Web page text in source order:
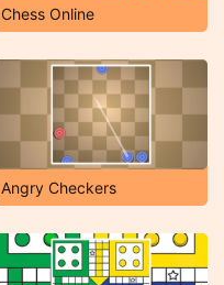
Chess Online
Angry Checkers